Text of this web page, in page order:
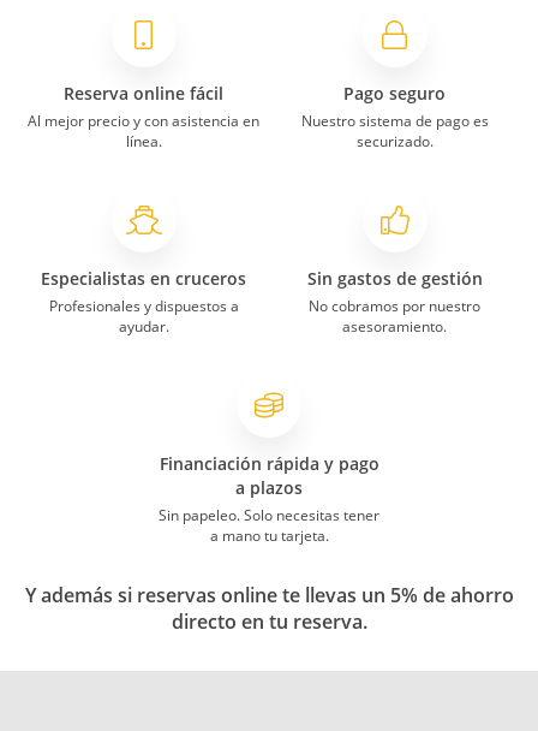
Reserva online fácil
Al mejor precio y con asistencia en
línea.
Pago seguro
Nuestro sistema de pago es
securizado.
Especialistas en cruceros
Profesionales y dispuestos a
ayudar.
Sin gastos de gestión
No cobramos por nuestro
asesoramiento.
Financiación rápida y pago
a plazos
Sin papeleo. Solo necesitas tener
a mano tu tarjeta.
Y además si reservas online te llevas un 5% de ahorro
directo en tu reserva.